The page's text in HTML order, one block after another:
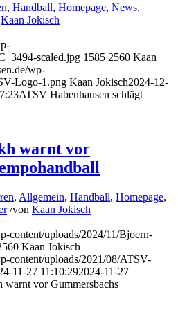
, Handball, Homepage, News,
Kaan Jokisch
scaled.jpg 1585 2560 Kaan
wp-
Logo-1.png Kaan Jokisch2024-12-
ATSV Habenhausen schlägt
warnt vor
, Allgemein, Handball, Homepage,
/von Kaan Jokisch
content/uploads/2024/11/Bjoern-
Kaan Jokisch
content/uploads/2021/08/ATSV-
11-27 11:10:292024-11-27
warnt vor Gummersbachs